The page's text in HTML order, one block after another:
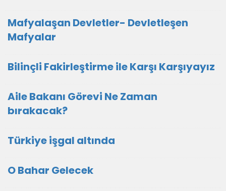
Mafyalaşan Devletler- Devletleşen
Mafyalar
Bilinçli Fakirleştirme ile Karşı Karşıyayız
Aile Bakanı Görevi Ne Zaman
bırakacak?
Türkiye işgal altında
O Bahar Gelecek